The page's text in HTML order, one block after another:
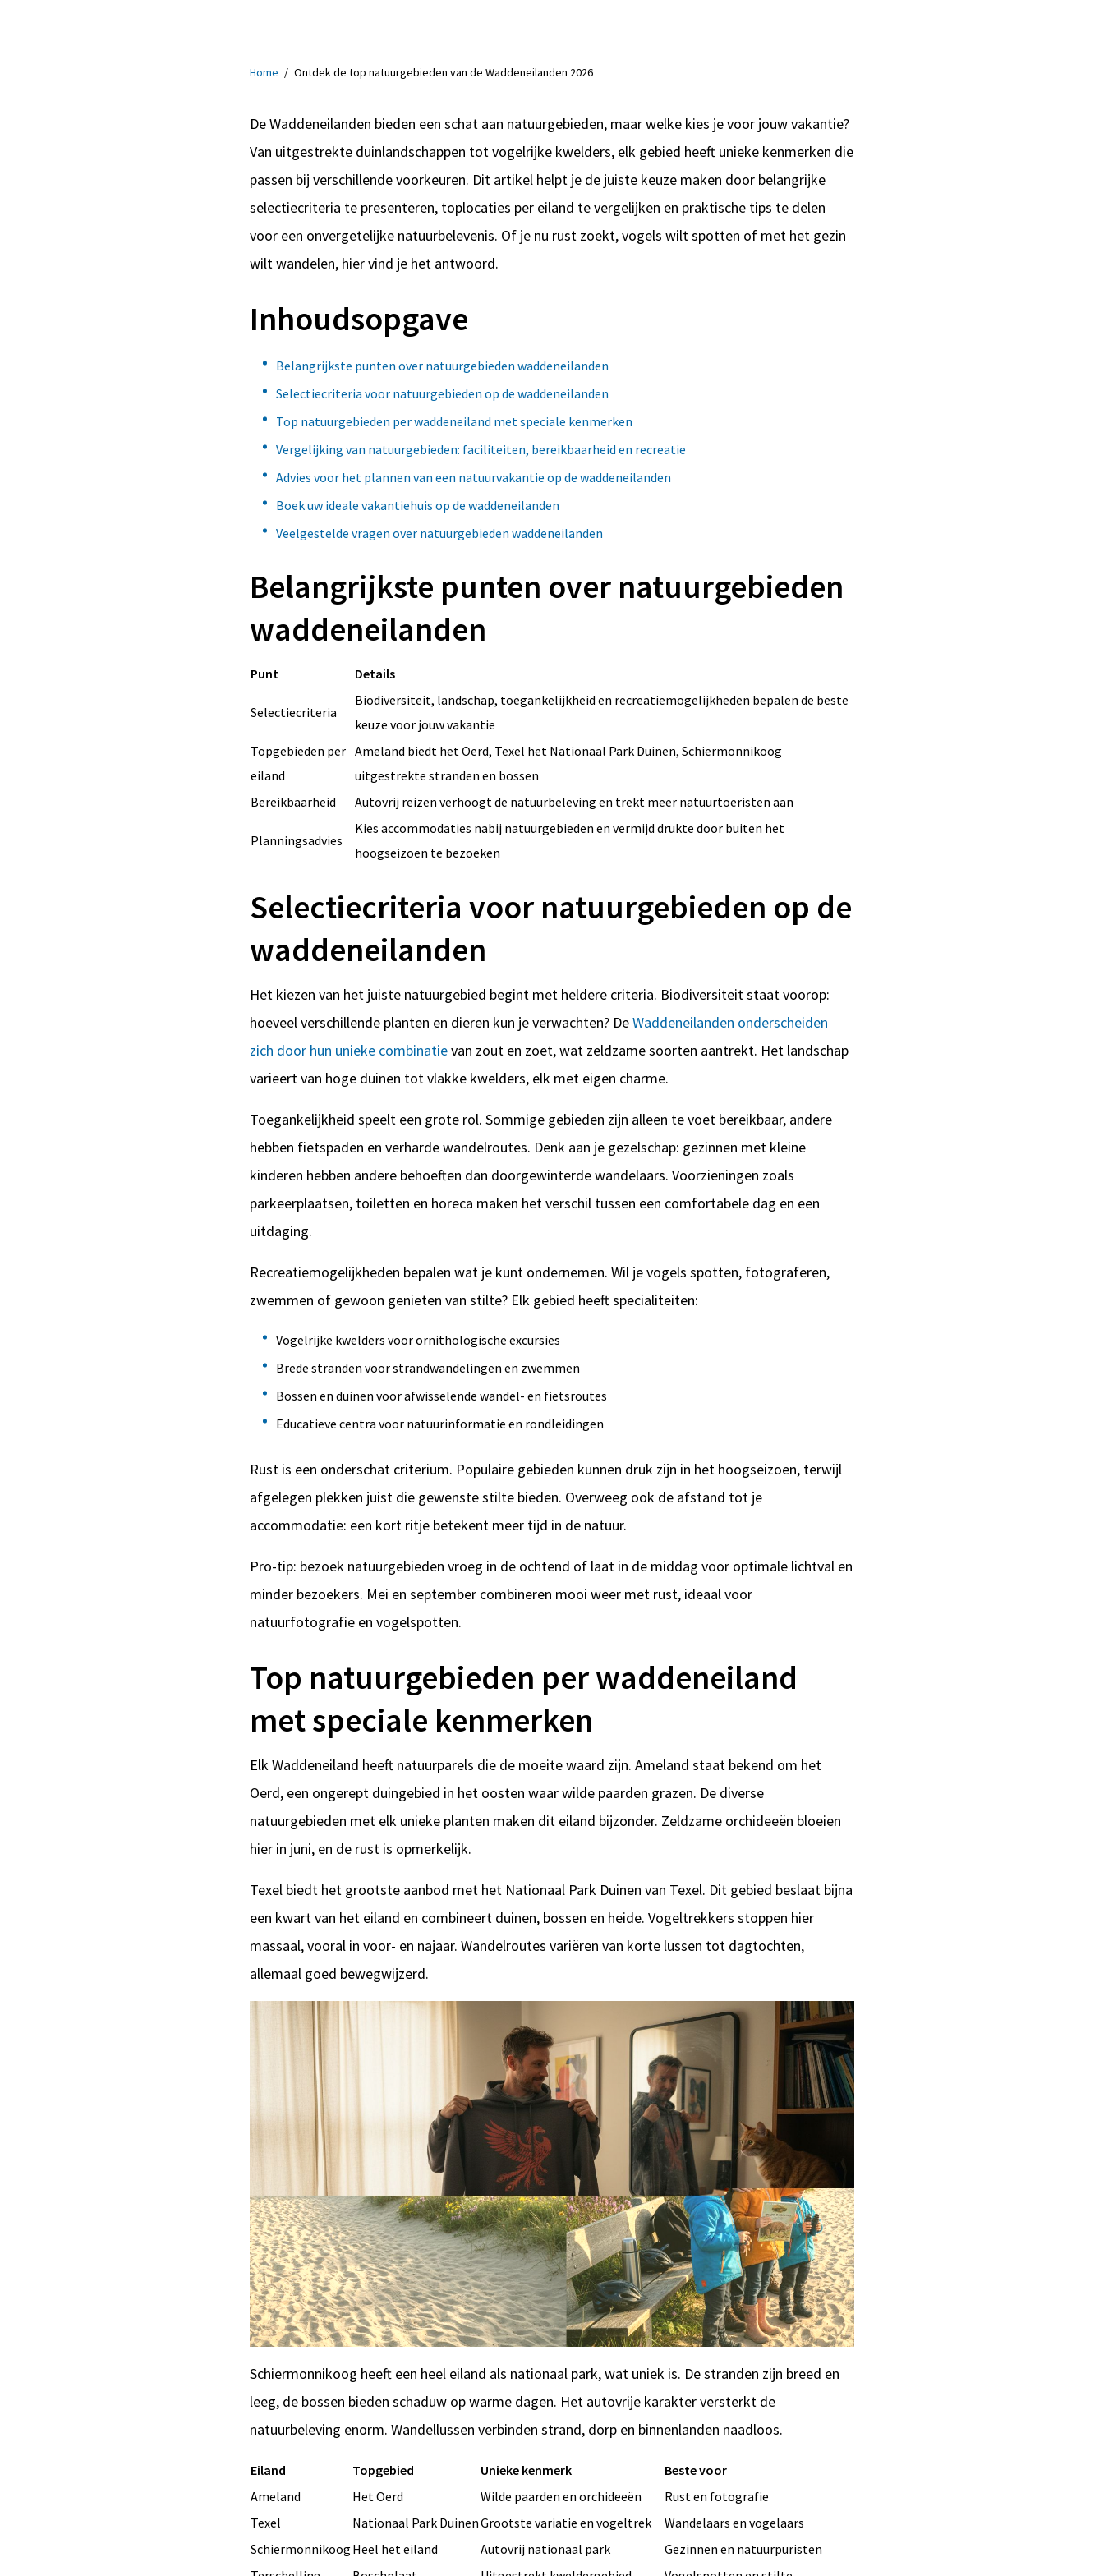
Home / Ontdek de top natuurgebieden van de Waddeneilanden 2026
De Waddeneilanden bieden een schat aan natuurgebieden, maar welke kies je voor jouw vakantie?
Van uitgestrekte duinlandschappen tot vogelrijke kwelders, elk gebied heeft unieke kenmerken die
passen bij verschillende voorkeuren. Dit artikel helpt je de juiste keuze maken door belangrijke
selectiecriteria te presenteren, toplocaties per eiland te vergelijken en praktische tips te delen
voor een onvergetelijke natuurbelevenis. Of je nu rust zoekt, vogels wilt spotten of met het gezin
wilt wandelen, hier vind je het antwoord.
Inhoudsopgave
Belangrijkste punten over natuurgebieden waddeneilanden
Selectiecriteria voor natuurgebieden op de waddeneilanden
Top natuurgebieden per waddeneiland met speciale kenmerken
Vergelijking van natuurgebieden: faciliteiten, bereikbaarheid en recreatie
Advies voor het plannen van een natuurvakantie op de waddeneilanden
Boek uw ideale vakantiehuis op de waddeneilanden
Veelgestelde vragen over natuurgebieden waddeneilanden
Belangrijkste punten over natuurgebieden
waddeneilanden
Punt Details
Selectiecriteria
Biodiversiteit, landschap, toegankelijkheid en recreatiemogelijkheden bepalen de beste
keuze voor jouw vakantie
Topgebieden per
eiland
Ameland biedt het Oerd, Texel het Nationaal Park Duinen, Schiermonnikoog
uitgestrekte stranden en bossen
Bereikbaarheid
Autovrij reizen verhoogt de natuurbeleving en trekt meer natuurtoeristen aan
Planningsadvies
Kies accommodaties nabij natuurgebieden en vermijd drukte door buiten het
hoogseizoen te bezoeken
Selectiecriteria voor natuurgebieden op de
waddeneilanden
Het kiezen van het juiste natuurgebied begint met heldere criteria. Biodiversiteit staat voorop:
hoeveel verschillende planten en dieren kun je verwachten? DeWaddeneilanden onderscheiden
zich door hun unieke combinatievan zout en zoet, wat zeldzame soorten aantrekt. Het landschap
varieert van hoge duinen tot vlakke kwelders, elk met eigen charme.
Toegankelijkheid speelt een grote rol. Sommige gebieden zijn alleen te voet bereikbaar, andere
hebben fietspaden en verharde wandelroutes. Denk aan je gezelschap: gezinnen met kleine
kinderen hebben andere behoeften dan doorgewinterde wandelaars. Voorzieningen zoals
parkeerplaatsen, toiletten en horeca maken het verschil tussen een comfortabele dag en een
uitdaging.
Recreatiemogelijkheden bepalen wat je kunt ondernemen. Wil je vogels spotten, fotograferen,
zwemmen of gewoon genieten van stilte? Elk gebied heeft specialiteiten:
Vogelrijke kwelders voor ornithologische excursies
Brede stranden voor strandwandelingen en zwemmen
Bossen en duinen voor afwisselende wandel- en fietsroutes
Educatieve centra voor natuurinformatie en rondleidingen
Rust is een onderschat criterium. Populaire gebieden kunnen druk zijn in het hoogseizoen, terwijl
afgelegen plekken juist die gewenste stilte bieden. Overweeg ook de afstand tot je
accommodatie: een kort ritje betekent meer tijd in de natuur.
Pro-tip: bezoek natuurgebieden vroeg in de ochtend of laat in de middag voor optimale lichtval en
minder bezoekers. Mei en september combineren mooi weer met rust, ideaal voor
natuurfotografie en vogelspotten.
Top natuurgebieden per waddeneiland
met speciale kenmerken
Elk Waddeneiland heeft natuurparels die de moeite waard zijn. Ameland staat bekend om het
Oerd, een ongerept duingebied in het oosten waar wilde paarden grazen. De diverse
natuurgebieden met elk unieke planten maken dit eiland bijzonder. Zeldzame orchideeën bloeien
hier in juni, en de rust is opmerkelijk.
Texel biedt het grootste aanbod met het Nationaal Park Duinen van Texel. Dit gebied beslaat bijna
een kwart van het eiland en combineert duinen, bossen en heide. Vogeltrekkers stoppen hier
massaal, vooral in voor- en najaar. Wandelroutes variëren van korte lussen tot dagtochten,
allemaal goed bewegwijzerd.
Schiermonnikoog heeft een heel eiland als nationaal park, wat uniek is. De stranden zijn breed en
leeg, de bossen bieden schaduw op warme dagen. Het autovrije karakter versterkt de
natuurbeleving enorm. Wandellussen verbinden strand, dorp en binnenlanden naadloos.
Eiland Topgebied Unieke kenmerk
Beste voor
Ameland
Het Oerd Wilde paarden en orchideeën
Rust en fotografie
Texel
Nationaal Park DuinenGrootste variatie en vogeltrek
Wandelaars en vogelaars
Schiermonnikoog Heel het eiland Autovrij nationaal park
Gezinnen en natuurpuristen